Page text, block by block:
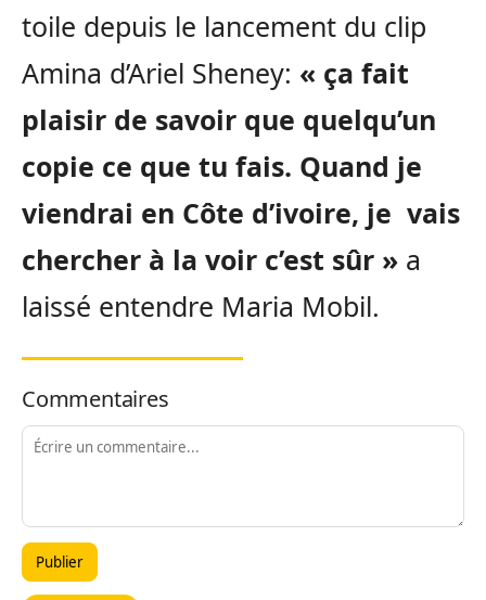
toile depuis le lancement du clip
Amina d’Ariel Sheney: « ça fait
plaisir de savoir que quelqu’un
copie ce que tu fais. Quand je
viendrai en Côte d’ivoire, je vais
chercher à la voir c’est sûr » a
laissé entendre Maria Mobil.
Commentaires
Publier